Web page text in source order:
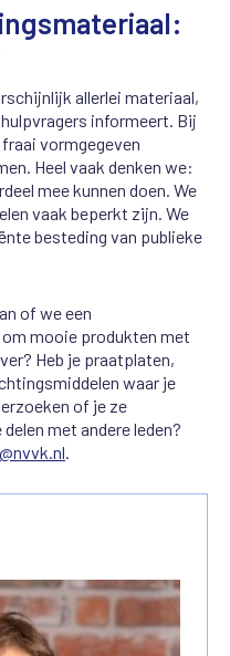
allerlei materiaal,
informeert. Bij
vormgegeven
Heel vaak denken we:
mee kunnen doen. We
vaak beperkt zijn. We
besteding van publieke
of we een
mooie produkten met
Heb je praatplaten,
waar je
of je ze
met andere leden?
.